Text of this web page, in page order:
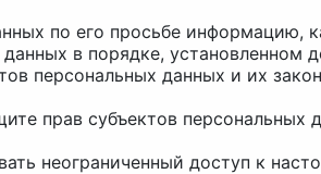
по его просьбе
данных в порядке,
персональных данных и их
прав субъектов
неограниченный доступ к